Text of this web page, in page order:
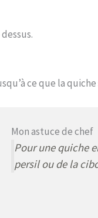
ce que la
Mon astuce de chef
Pour une quiche
persil ou de la